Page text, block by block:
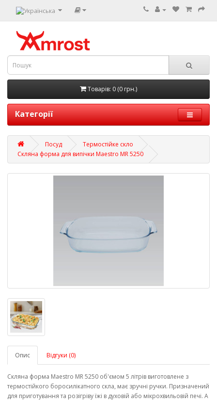
Товарів: 0 (0 грн.)
Категорії
Посуд
Термостійке скло
Скляна форма для випічки Maestro MR 5250
Опис Відгуки (0)
Скляна форма Maestro MR 5250 об'ємом 5 літрів виготовлене з
термостійкого боросилікатного скла, має зручні ручки. Призначений
для приготування та розігріву їжі в духовій або мікрохвильовій печі. А